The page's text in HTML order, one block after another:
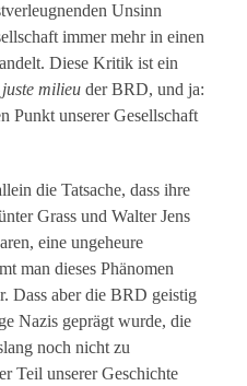
Unsinn
immer mehr in einen
Diese Kritik ist ein
juste milieu der BRD, und ja:
Punkt unserer Gesellschaft
die Tatsache, dass ihre
Grass und Walter Jens
eine ungeheure
man dieses Phänomen
Dass aber die BRD geistig
Nazis geprägt wurde, die
noch nicht zu
Teil unserer Geschichte